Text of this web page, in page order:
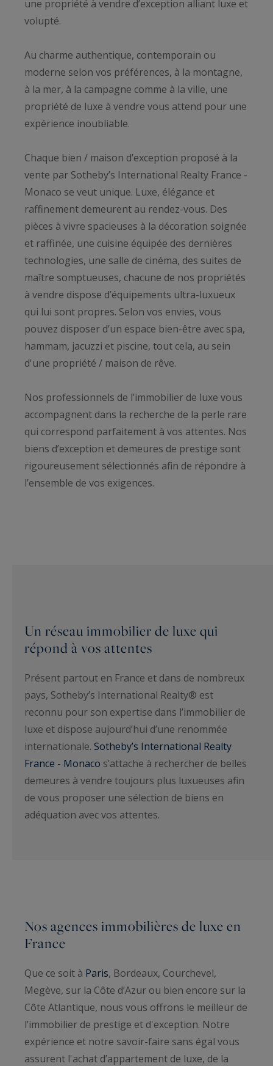
une propriété à vendre d’exception alliant luxe et
volupté.
Au charme authentique, contemporain ou
moderne selon vos préférences, à la montagne,
à la mer, à la campagne comme à la ville, une
propriété de luxe à vendre vous attend pour une
expérience inoubliable.
Chaque bien / maison d’exception proposé à la
vente par Sotheby’s International Realty France -
Monaco se veut unique. Luxe, élégance et
raffinement demeurent au rendez-vous. Des
pièces à vivre spacieuses à la décoration soignée
et raffinée, une cuisine équipée des dernières
technologies, une salle de cinéma, des suites de
maître somptueuses, chacune de nos propriétés
à vendre dispose d’équipements ultra-luxueux
qui lui sont propres. Selon vos envies, vous
pouvez disposer d’un espace bien-être avec spa,
hammam, jacuzzi et piscine, tout cela, au sein
d'une propriété / maison de rêve.
Nos professionnels de l’immobilier de luxe vous
accompagnent dans la recherche de la perle rare
qui correspond parfaitement à vos attentes. Nos
biens d’exception et demeures de prestige sont
rigoureusement sélectionnés afin de répondre à
l’ensemble de vos exigences.
Un réseau immobilier de luxe qui
répond à vos attentes
Présent partout en France et dans de nombreux
pays, Sotheby’s International Realty® est
reconnu pour son expertise dans l’immobilier de
luxe et dispose aujourd’hui d’une renommée
internationale. Sotheby’s International Realty
France - Monaco s’attache à rechercher de belles
demeures à vendre toujours plus luxueuses afin
de vous proposer une sélection de biens en
adéquation avec vos attentes.
Nos agences immobilières de luxe en
France
Que ce soit à Paris, Bordeaux, Courchevel,
Megève, sur la Côte d’Azur ou bien encore sur la
Côte Atlantique, nous vous offrons le meilleur de
l’immobilier de prestige et d'exception. Notre
expérience et notre savoir-faire sans égal vous
assurent l'achat d’appartement de luxe, de la